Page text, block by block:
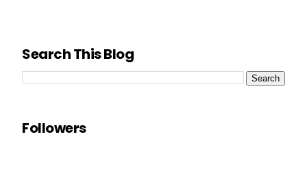
Search This Blog
Followers